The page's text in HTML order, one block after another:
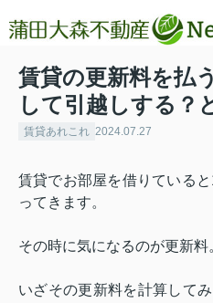
賃貸の更新料を払
して引越しする？
賃貸あれこれ 2024.07.27
賃貸でお部屋を借りていると
ってきます。
その時に気になるのが更新料
いざその更新料を計算して